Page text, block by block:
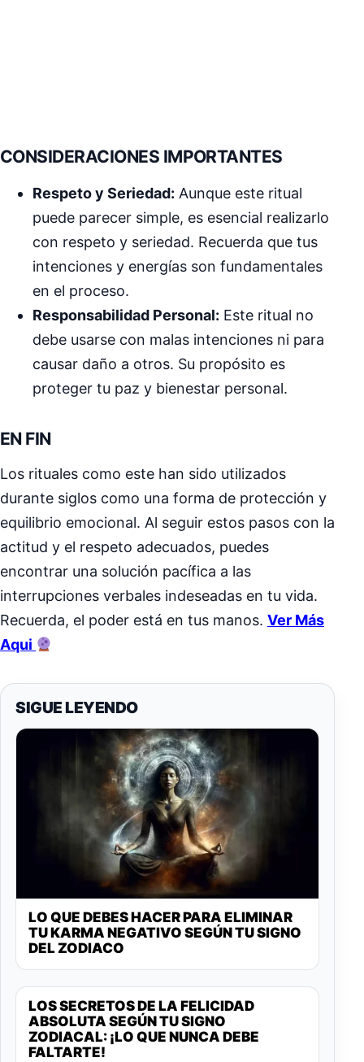
CONSIDERACIONES IMPORTANTES
Respeto y Seriedad: Aunque este ritual
puede parecer simple, es esencial realizarlo
con respeto y seriedad. Recuerda que tus
intenciones y energías son fundamentales
en el proceso.
Responsabilidad Personal: Este ritual no
debe usarse con malas intenciones ni para
causar daño a otros. Su propósito es
proteger tu paz y bienestar personal.
EN FIN
Los rituales como este han sido utilizados
durante siglos como una forma de protección y
equilibrio emocional. Al seguir estos pasos con la
actitud y el respeto adecuados, puedes
encontrar una solución pacífica a las
interrupciones verbales indeseadas en tu vida.
Recuerda, el poder está en tus manos. Ver Más
Aqui
SIGUE LEYENDO
LO QUE DEBES HACER PARA ELIMINAR
TU KARMA NEGATIVO SEGÚN TU SIGNO
DEL ZODIACO
LOS SECRETOS DE LA FELICIDAD
ABSOLUTA SEGÚN TU SIGNO
ZODIACAL: ¡LO QUE NUNCA DEBE
FALTARTE!